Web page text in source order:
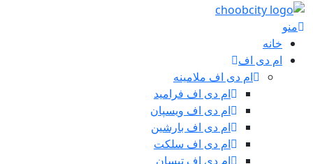
منو
خانه
ام دی اف
ام دی اف ملامینه
ام دی اف فرامید
ام دی اف ویسپان
ام دی اف بارشین
ام دی اف سلکت
ام دی اف تیسان